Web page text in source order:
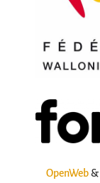
OpenWeb&